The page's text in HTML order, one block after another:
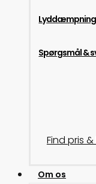
Lyddæmpning
Spørgsmål &
Find pris
Om os